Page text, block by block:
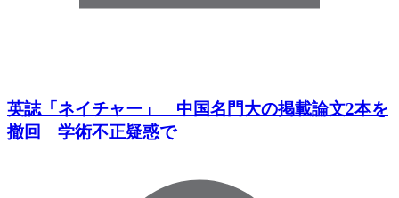
英誌「ネイチャー」 中国名門大の掲載論文2本を
撤回 学術不正疑惑で